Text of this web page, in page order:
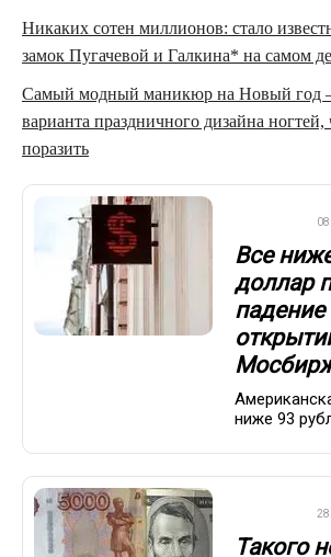
Никаких сотен миллионов: стало
замок Пугачевой и Галкина* на самом
Самый модный маникюр на Новый год
варианта праздничного дизайна ногтей,
поразить
Все
доллар
падение
ниже 93
Такого